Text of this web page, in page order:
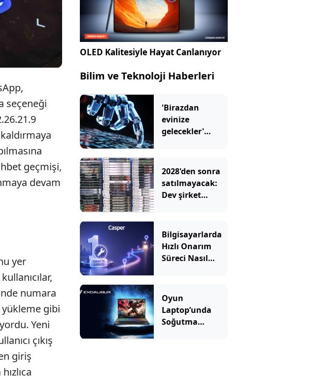
seçeneği
geçmişi,
devam
yer
numara
gibi
Yeni
çıkış
giriş
OLED Kalitesiyle Hayat Canlanıyor
Bilim ve Teknoloji Haberleri
'Birazdan
evinize
gelecekler'
karardı
2028'den sonra
satılmayacak:
Dev şirket
başladı
Bilgisayarlarda
Hızlı Onarım
Süreci Nasıl
Oyun
Laptop’unda
Soğutma